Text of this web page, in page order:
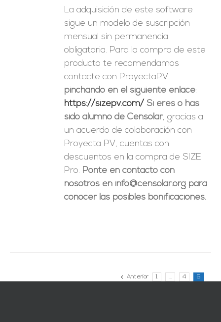
La adquisición de este software
sigue un modelo de suscripción
mensual sin permanencia
obligatoria. Para la compra de este
producto te recomendamos
contacte con ProyectaPV
pinchando en el siguiente enlace:
https://sizepv.com/ Si eres o has
sido alumno de Censolar, gracias a
un acuerdo de colaboración con
Proyecta PV, cuentas con
descuentos en la compra de SIZE
Pro. Ponte en contacto con
nosotros en info@censolar.org para
conocer las posibles bonificaciones.
Anterior 1 … 4 5